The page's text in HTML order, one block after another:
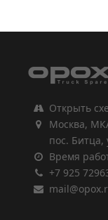
Открыть
Москва,
пос. Битца,
Время
+7 925